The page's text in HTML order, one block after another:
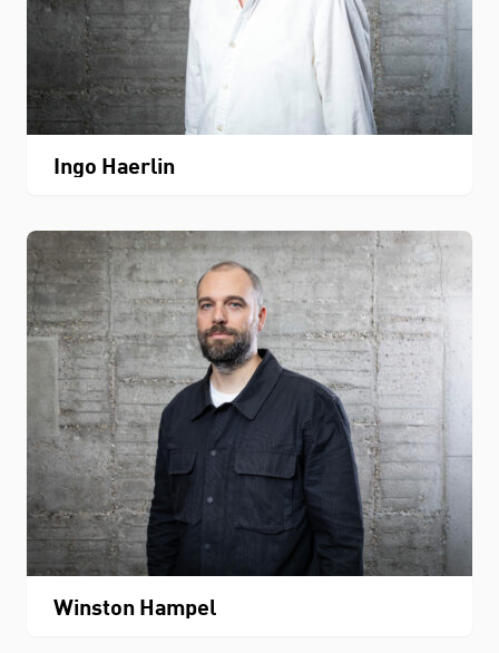
Ingo Haerlin
Winston Hampel